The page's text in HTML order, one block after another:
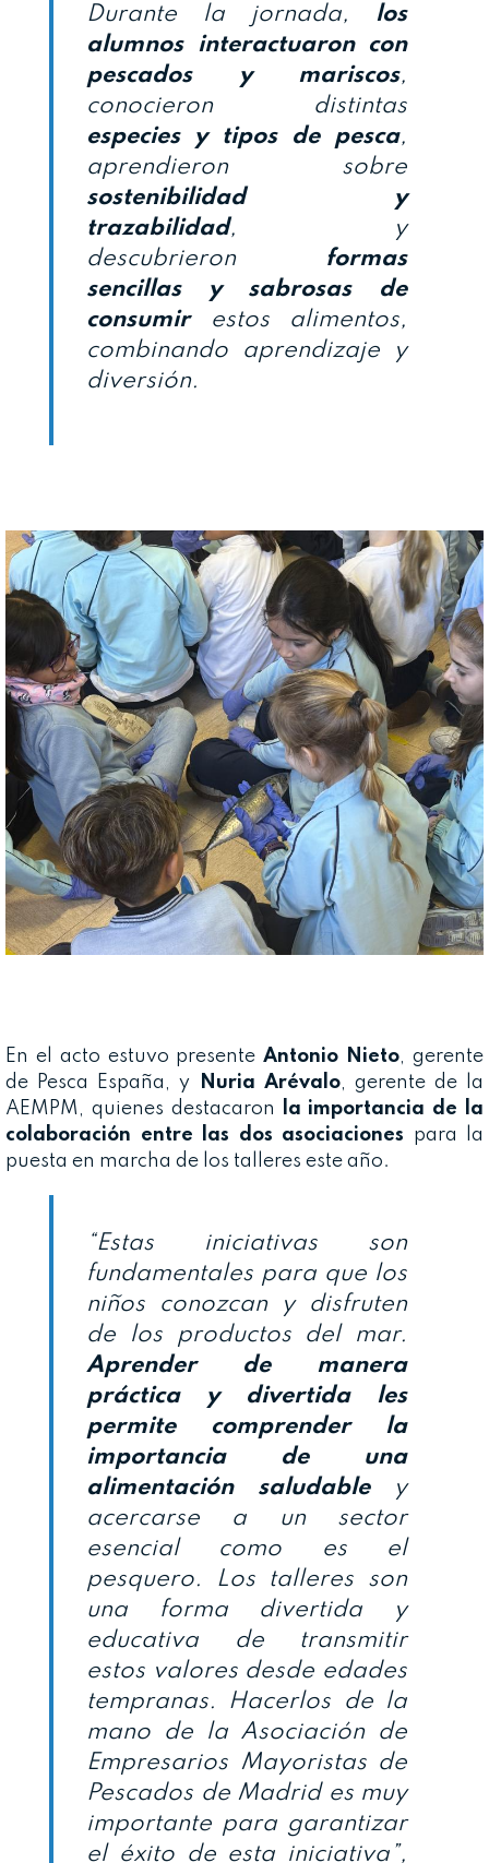
Durante la jornada, los
alumnos interactuaron con
pescados y mariscos,
conocieron distintas
especies y tipos de pesca,
aprendieron sobre
sostenibilidad y
trazabilidad, y
descubrieron formas
sencillas y sabrosas de
consumirestos alimentos,
combinando aprendizaje y
diversión.
En el acto estuvo presenteAntonio Nieto, gerente
de Pesca España, y
Nuria Arévalo, gerente de la
AEMPM, quienes destacaron la importancia de la
colaboración entre las dos asociaciones para la
puesta en marcha de los talleres este año.
“Estas iniciativas son
fundamentales para que los
niños conozcan y disfruten
de los productos del mar.
Aprender de manera
práctica y divertida les
permite comprender la
importancia de una
alimentación saludabley
acercarse a un sector
esencial como es el
pesquero. Los talleres son
una forma divertida y
educativa de transmitir
estos valores desde edades
tempranas. Hacerlos de la
mano de la Asociación de
Empresarios Mayoristas de
Pescados de Madrid es muy
importante para garantizar
el éxito de esta iniciativa”,